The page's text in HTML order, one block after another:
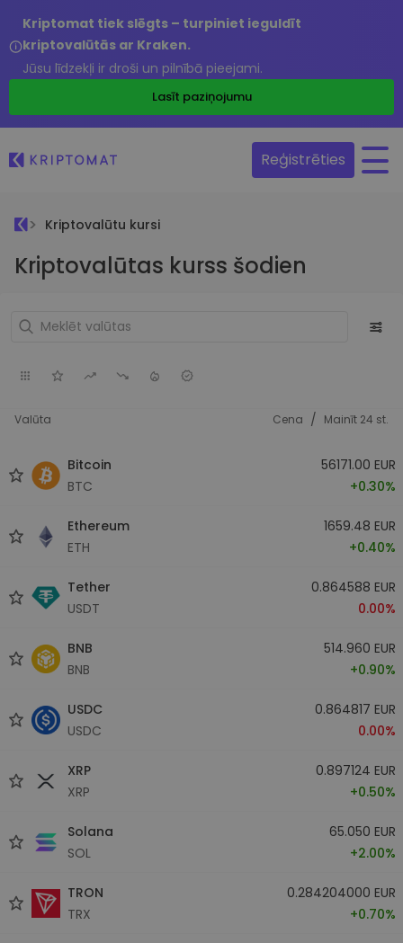
Kriptomat tiek slēgts – turpiniet ieguldīt
kriptovalūtās ar Kraken.
Jūsu līdzekļi ir droši un pilnībā pieejami.
Lasīt paziņojumu
Reģistrēties
Kriptovalūtu kursi
Kriptovalūtas kurss šodien
Valūta Cena / Mainīt 24 st.
Bitcoin
BTC
56171.00 EUR
+0.30%
Ethereum
ETH
1659.48 EUR
+0.40%
Tether
USDT
0.864588 EUR
0.00%
BNB
BNB
514.960 EUR
+0.90%
USDC
USDC
0.864817 EUR
0.00%
XRP
XRP
0.897124 EUR
+0.50%
Solana
SOL
65.050 EUR
+2.00%
TRON
TRX
0.284204000 EUR
+0.70%